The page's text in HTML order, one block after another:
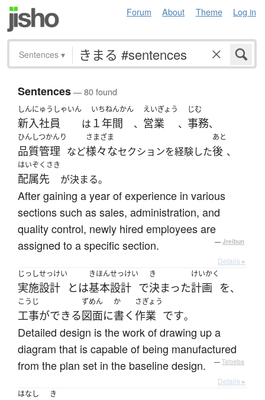
Forum About Theme Log in
Sentences ▾
Sentences— 80 found
しんにゅうしゃいん
新入社員 は
いちねんかん
１年間 、
えいぎょう
営業 、
じむ
事務、
ひんしつかんり
品質管理 など
さまざま
様々なセクションを経験した
あと
後 、
はいぞくさき
配属先 が決まる。
After gaining a year of experience in various
sections such as sales, administration, and
quality control, newly hired employees are
assigned to a specific section.
— Jreibun
Details ▸
じっしせっけい
実施設計 とは
きほんせっけい
基本設計 で
き
決まった
けいかく
計画 を、
こうじ
工事ができる
ずめん
図面に
か
書く
さぎょう
作業 です。
Detailed design is the work of drawing up a
diagram that is capable of being manufactured
from the plan set in the baseline design.
— Tatoeba
Details ▸
はなし
き